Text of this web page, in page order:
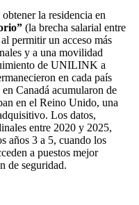
la residencia en
(la brecha salarial entre
permitir un acceso más
y a una movilidad
de UNILINK a
en cada país
Canadá acumularon de
en el Reino Unido, una
Los datos,
entre 2020 y 2025,
años 3 a 5, cuando los
a puestos mejor
de seguridad.